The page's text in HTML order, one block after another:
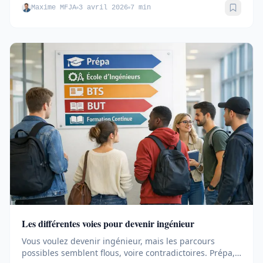
Maxime MFJA 3 avril 2026 7 min
Les différentes voies pour devenir ingénieur
Vous voulez devenir ingénieur, mais les parcours
possibles semblent flous, voire contradictoires. Prépa,